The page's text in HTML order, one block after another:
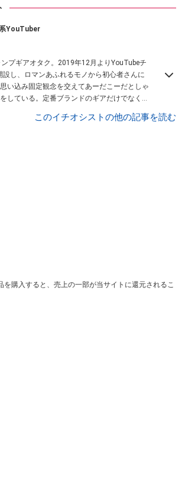
YouTuber
プギアオタク。2019年12月よりYouTubeチ
設し、ロマンあふれるモノから初心者さんに
い込み固定観念を交えてあーだこーだとしゃ
している。定番ブランドのギアだけでなく
このイチオシストの他の記事を読む
を購入すると、売上の一部が当サイトに還元されるこ